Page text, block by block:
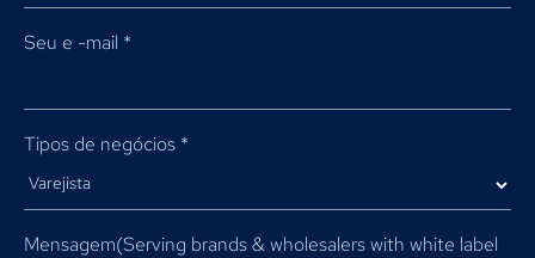
Seu e -mail *
Tipos de negócios *
Mensagem(Serving brands & wholesalers with white label